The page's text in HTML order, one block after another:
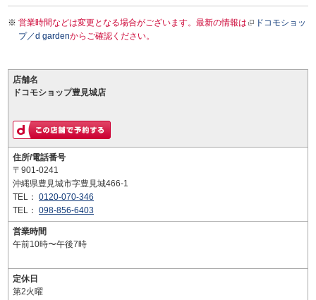
営業時間などは変更となる場合がございます。最新の情報は
ドコモショッ
プ／d gardenからご確認ください。
店舗名
ドコモショップ豊見城店
住所/電話番号
〒901-0241
沖縄県豊見城市字豊見城466-1
TEL： 0120-070-346
TEL： 098-856-6403
営業時間
午前10時〜午後7時
定休日
第2火曜